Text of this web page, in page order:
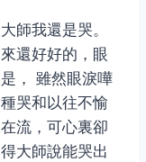
師我還是哭。
還好好的，眼
， 雖然眼淚嘩
哭和以往不愉
流，可心裏卻
大師說能哭出